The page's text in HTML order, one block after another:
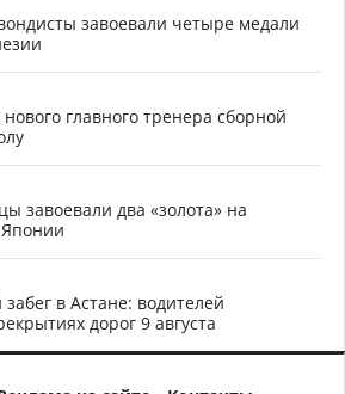
завоевали четыре медали
главного тренера сборной
завоевали два «золота» на
в Астане: водителей
дорог 9 августа